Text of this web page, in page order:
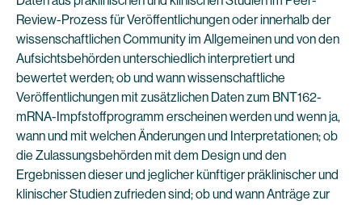
Review-Prozess für Veröffentlichungen oder innerhalb der
wissenschaftlichen Community im Allgemeinen und von den
Aufsichtsbehörden unterschiedlich interpretiert und
bewertet werden; ob und wann wissenschaftliche
Veröffentlichungen mit zusätzlichen Daten zum BNT162-
mRNA-Impfstoffprogramm erscheinen werden und wenn ja,
wann und mit welchen Änderungen und Interpretationen; ob
die Zulassungsbehörden mit dem Design und den
Ergebnissen dieser und jeglicher künftiger präklinischer und
klinischer Studien zufrieden sind; ob und wann Anträge zur